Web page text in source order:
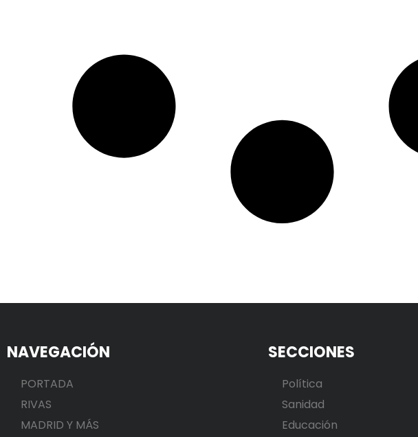
NAVEGACIÓN
PORTADA
RIVAS
MADRID Y MÁS
SECCIONES
Política
Sanidad
Educación